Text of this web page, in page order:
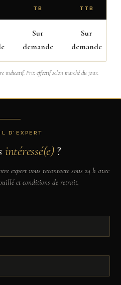
TB TTB
Sur
demande
Sur
demande
indicatif. Prix effectif selon marché du jour.
D’EXPERT
intéressé(e)?
expert vous recontacte sous 24 h avec
et conditions de retrait.